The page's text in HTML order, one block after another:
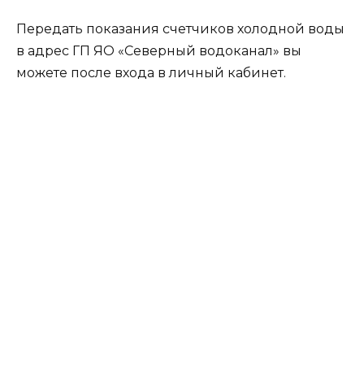
Передать показания счетчиков холодной воды
в адрес ГП ЯО «Северный водоканал» вы
можете после входа в личный кабинет.